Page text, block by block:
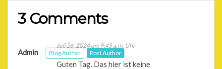
3 Comments
Blog Author Post Author
Admin
Juli 26, 2024 um 9:45 a.m. Uhr
Guten Tag. Das hier ist keine